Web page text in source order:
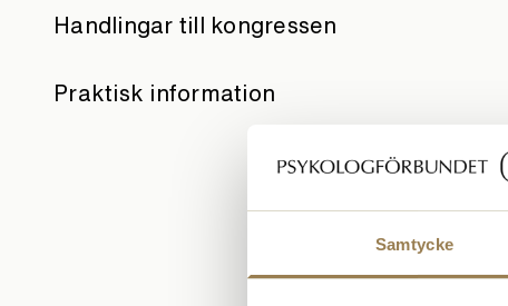
Samtycke
Handlingar till kongressen
Praktisk information